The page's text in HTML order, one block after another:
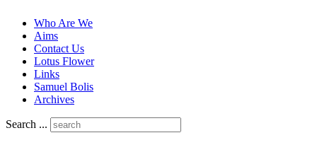
Who Are We
Aims
Contact Us
Lotus Flower
Links
Samuel Bolis
Archives
Search ...